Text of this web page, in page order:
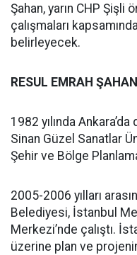
Şahan, yarın CHP
çalışmaları
belirleyecek.
RESUL EMRAH
1982 yılında
Sinan Güzel Sanatlar
Şehir ve Bölge
2005-2006 yılları
Belediyesi, İstanbul
Merkezi’nde çalıştı.
üzerine plan ve